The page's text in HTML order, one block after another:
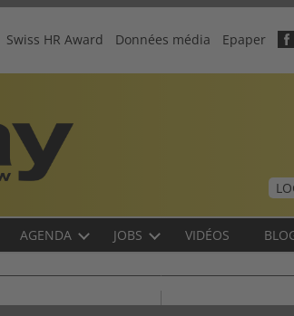
Swiss HR Award Données média Epaper
AGENDA JOBS VIDÉOS